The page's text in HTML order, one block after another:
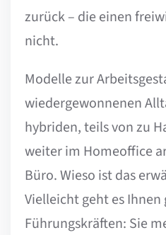
zurück – die einen
nicht.
Modelle zur
wiedergewonnenen
hybriden, teils von zu
weiter im Homeoffice
Büro. Wieso ist das
Vielleicht geht es Ihnen
Führungskräften: Sie